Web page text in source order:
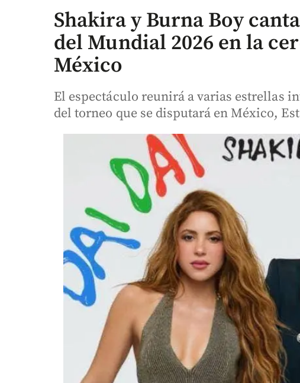
Shakira y Burna Boy
del Mundial 2026 en la
México
El espectáculo reunirá a varias estrellas
del torneo que se disputará en México,